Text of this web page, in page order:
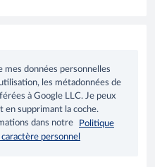
mes données personnelles
les métadonnées de
à Google LLC. Je peux
en supprimant la coche.
dans notre
Politique
personnel